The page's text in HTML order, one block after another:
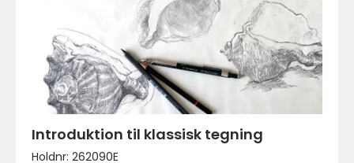
Introduktion til klassisk tegning
Holdnr: 262090E